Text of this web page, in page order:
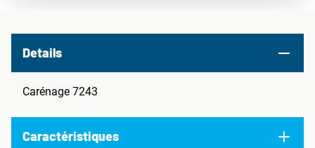
Details
Carénage 7243
Caractéristiques